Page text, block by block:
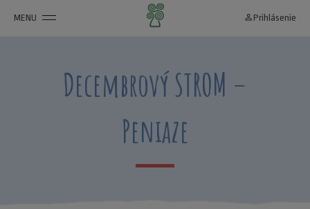
MENU person_outline Prihlásenie
Decembrový STROM –
Peniaze